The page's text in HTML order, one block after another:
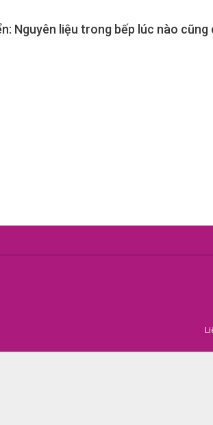
Nguyên liệu trong bếp lúc nào